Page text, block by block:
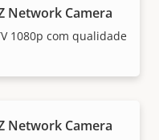
Network Camera
1080p com qualidade
Network Camera